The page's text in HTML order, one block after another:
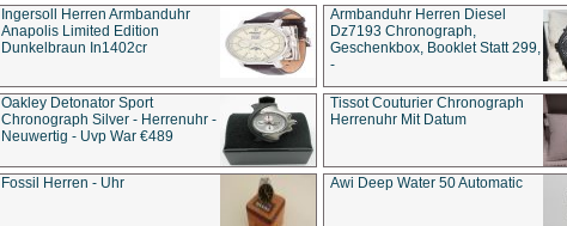
Ingersoll Herren Armbanduhr
Anapolis Limited Edition
Dunkelbraun In1402cr
Armbanduhr Herren Diesel
Dz7193 Chro­no­graph,
Geschenkbox, Booklet Statt 299,
-
Oakley Detonator Sport
Chronograph Silver - Herrenuhr -
Neuwertig - Uvp War €489
Tissot Couturier Chronograph
Herrenuhr Mit Datum
Fossil Herren - Uhr Awi Deep Water 50 Automatic